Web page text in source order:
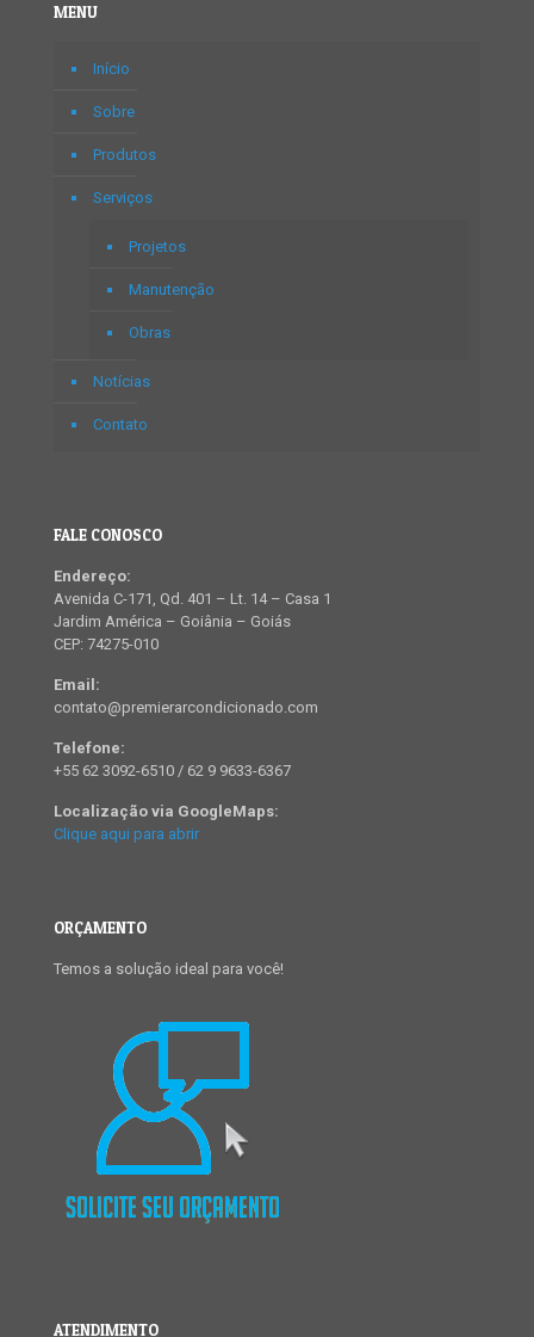
MENU
Início
Sobre
Produtos
Serviços
Projetos
Manutenção
Obras
Notícias
Contato
FALE CONOSCO
Endereço:
Avenida C-171, Qd. 401 – Lt. 14 – Casa 1
Jardim América – Goiânia – Goiás
CEP: 74275-010
Email:
contato@premierarcondicionado.com
Telefone:
+55 62 3092-6510 / 62 9 9633-6367
Localização via GoogleMaps:
Clique aqui para abrir
ORÇAMENTO
Temos a solução ideal para você!
ATENDIMENTO